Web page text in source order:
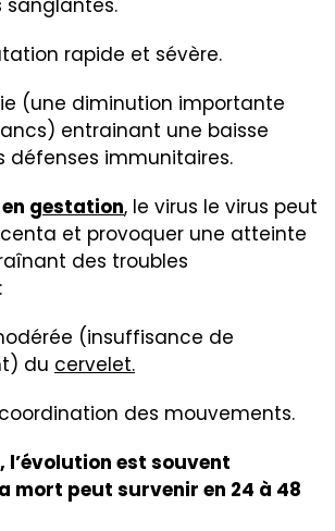
sanglantes.
rapide et sévère.
(une diminution importante
entrainant une baisse
défenses immunitaires.
gestation, le virus le virus peut
et provoquer une atteinte
des troubles
(insuffisance de
du cervelet.
des mouvements.
l’évolution est souvent
mort peut survenir en 24 à 48